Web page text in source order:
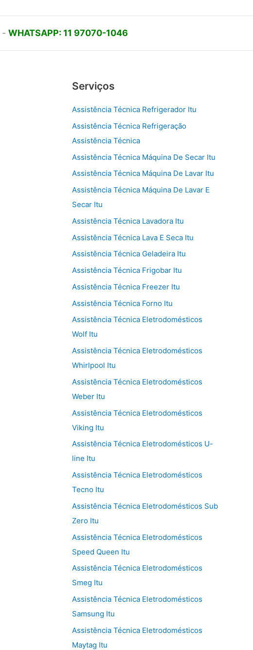
- WHATSAPP: 11 97070-1046
Serviços
Assistência Técnica Refrigerador Itu
Assistência Técnica Refrigeração
Assistência Técnica
Assistência Técnica Máquina De Secar Itu
Assistência Técnica Máquina De Lavar Itu
Assistência Técnica Máquina De Lavar E
Secar Itu
Assistência Técnica Lavadora Itu
Assistência Técnica Lava E Seca Itu
Assistência Técnica Geladeira Itu
Assistência Técnica Frigobar Itu
Assistência Técnica Freezer Itu
Assistência Técnica Forno Itu
Assistência Técnica Eletrodomésticos
Wolf Itu
Assistência Técnica Eletrodomésticos
Whirlpool Itu
Assistência Técnica Eletrodomésticos
Weber Itu
Assistência Técnica Eletrodomésticos
Viking Itu
Assistência Técnica Eletrodomésticos U-
line Itu
Assistência Técnica Eletrodomésticos
Tecno Itu
Assistência Técnica Eletrodomésticos Sub
Zero Itu
Assistência Técnica Eletrodomésticos
Speed Queen Itu
Assistência Técnica Eletrodomésticos
Smeg Itu
Assistência Técnica Eletrodomésticos
Samsung Itu
Assistência Técnica Eletrodomésticos
Maytag Itu